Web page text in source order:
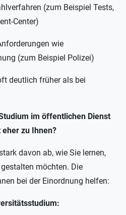
(zum Beispiel Tests,
Center)
wie
(zum Beispiel Polizei)
deutlich früher als bei
im öffentlichen Dienst
zu Ihnen?
davon ab, wie Sie lernen,
möchten. Die
bei der Einordnung helfen: